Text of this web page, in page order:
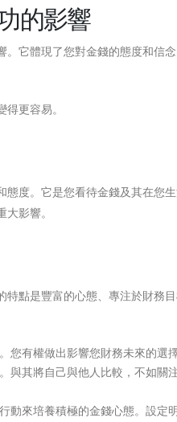
的影響
它體現了您對金錢的態度和信
更容易。
度。它是您看待金錢及其在您
影響。
點是豐富的心態、專注於財務
您有權做出影響您財務未來的選
與其將自己與他人比較，不如關
動來培養積極的金錢心態。設定